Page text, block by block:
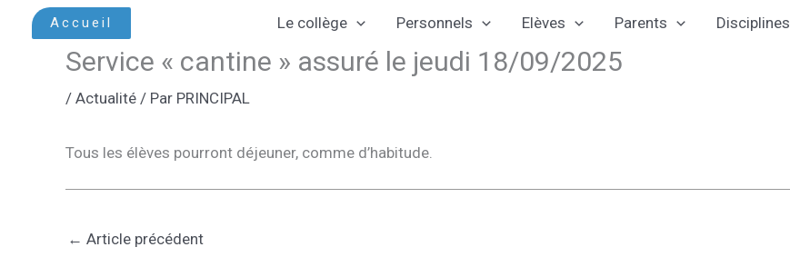
Accueil Le collège Personnels Elèves Parents Disciplines
Service « cantine » assuré le jeudi 18/09/2025
/ Actualité / Par PRINCIPAL
Tous les élèves pourront déjeuner, comme d’habitude.
← Article précédent